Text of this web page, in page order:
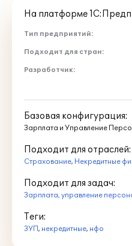
По договору
1С:ИТС уровня
предоставляется
использовать
которые
"1С" –
программам и
получать
консультации от
аудиторов и
кадрового учета;
обращаться за
На платформе
Тип предприятий:
Подходит для стран:
Разработчик:
Базовая конфигурация:
Зарплата и Управление
Подходит для отраслей:
Страхование, Некредитные
Подходит для задач:
Зарплата, управление
Теги:
ЗУП, некредитные, нфо